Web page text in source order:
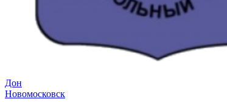
Дон
Новомосковск